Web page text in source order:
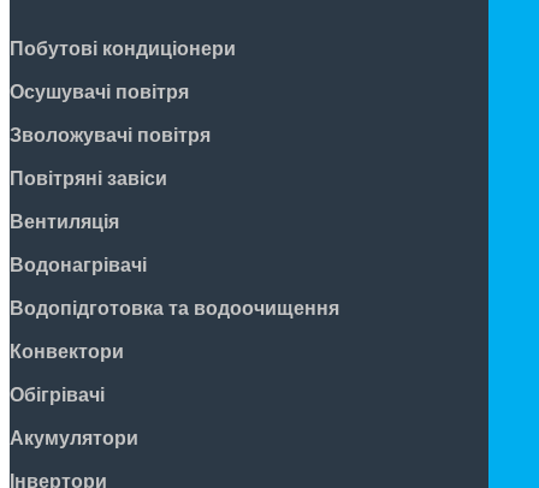
Побутові кондиціонери
Осушувачі повітря
Зволожувачі повітря
Повітряні завіси
Вентиляція
Водонагрівачі
Водопідготовка та водоочищення
Конвектори
Обігрівачі
Акумулятори
Інвертори